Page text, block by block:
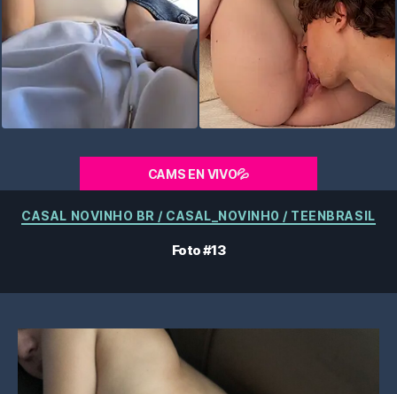
CAMS EN VIVO💦
Categorías
CASAL NOVINHO BR / CASAL_NOVINH0 / TEENBRASIL
Foto #13